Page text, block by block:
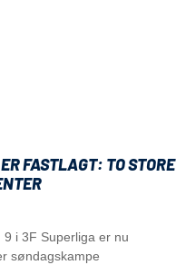
FASTLAGT: TO STORE
i 3F Superliga er nu
søndagskampe